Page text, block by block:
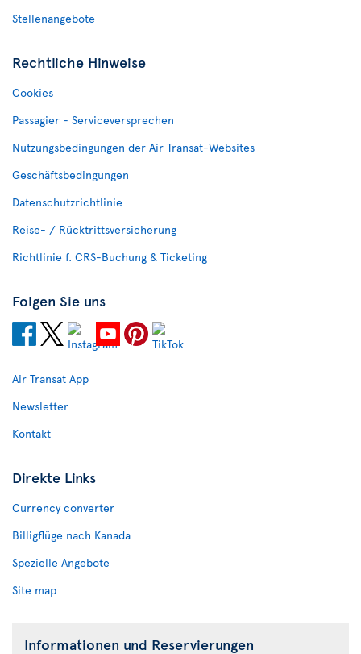
Stellenangebote
Rechtliche Hinweise
Cookies
Passagier - Serviceversprechen
Nutzungsbedingungen der Air Transat-Websites
Geschäftsbedingungen
Datenschutzrichtlinie
Reise- / Rücktrittsversicherung
Richtlinie f. CRS-Buchung & Ticketing
Folgen Sie uns
Air Transat App
Newsletter
Kontakt
Direkte Links
Currency converter
Billigflüge nach Kanada
Spezielle Angebote
Site map
Informationen und Reservierungen